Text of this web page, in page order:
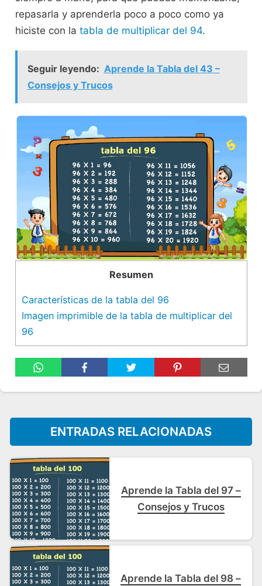
repasarla y aprenderla poco a poco como ya
hiciste con la tabla de multiplicar del 94.
Seguir leyendo: Aprende la Tabla del 43 –
Consejos y Trucos
Resumen
Características de la tabla del 96
Imagen imprimible de la tabla de multiplicar del
96
ENTRADAS RELACIONADAS
Aprende la Tabla del 97 –
Consejos y Trucos
Aprende la Tabla del 98 –